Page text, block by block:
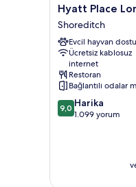
Hyatt
Place
London
City
East
Shoreditch
Hyatt Place
Shoreditch
Evcil hayvan dostu
Ücretsiz kablosuz
internet
Restoran
Bağlantılı odalar
10
üzerinden
9,0 Harika
1.099 yorum